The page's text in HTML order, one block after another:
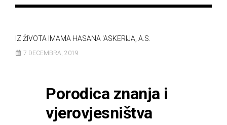
IZ ŽIVOTA IMAMA HASANA 'ASKERIJA, A.S.
7 DECEMBRA, 2019
Porodica znanja i
vjerovjesništva